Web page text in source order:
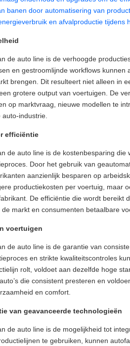
banen door automatisering van
en afvalproductie tijdens
de auto line is de verhoogde
en gestroomlijnde workflows kunnen
brengen. Dit resulteert niet alleen in
grotere output van voertuigen. De
op marktvraag, nieuwe modellen te
industrie.
efficiëntie
de auto line is de kostenbesparing
Door het gebruik van
aanzienlijk besparen op
productiekosten per voertuig, maar
De efficiëntie die wordt bereikt
markt en consumenten betaalbare
voertuigen
de auto line is de garantie van
en strikte kwaliteitscontroles
rolt, voldoet aan dezelfde hoge
die consistent presteren en
en comfort.
van geavanceerde technologieën
de auto line is de mogelijkheid tot
te gebruiken, kunnen